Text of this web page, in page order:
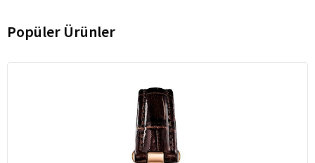
Popüler Ürünler